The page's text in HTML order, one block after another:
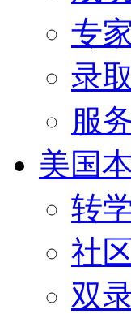
专
录
服
美国
转
社
双